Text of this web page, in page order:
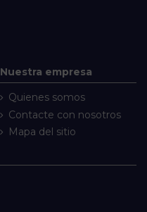
Nuestra empresa
Quienes somos
Contacte con nosotros
Mapa del sitio